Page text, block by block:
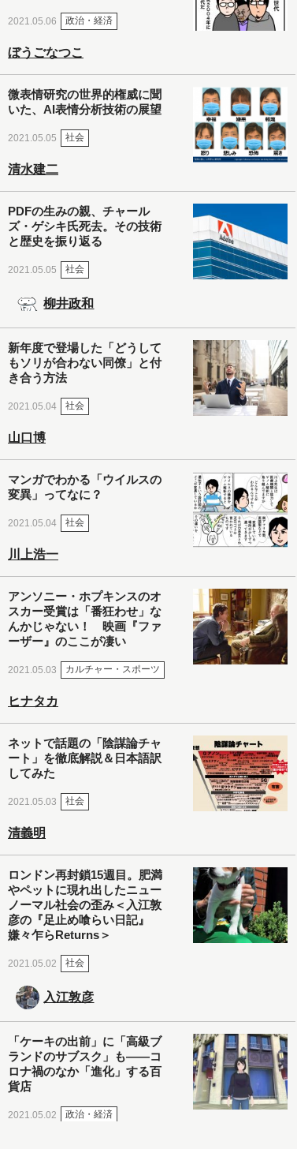
2021.05.06 政治・経済
ぼうごなつこ
微表情研究の世界的権威に聞
いた、AI表情分析技術の展望
2021.05.05 社会
清水建二
PDFの生みの親、チャール
ズ・ゲシキ氏死去。その技術
と歴史を振り返る
2021.05.05 社会
柳井政和
新年度で登場した「どうして
もソリが合わない同僚」と付
き合う方法
2021.05.04 社会
山口博
マンガでわかる「ウイルスの
変異」ってなに？
2021.05.04 社会
川上浩一
アンソニー・ホプキンスのオ
スカー受賞は「番狂わせ」な
んかじゃない！ 映画『ファ
ーザー』のここが凄い
2021.05.03 カルチャー・スポーツ
ヒナタカ
ネットで話題の「陰謀論チャ
ート」を徹底解説＆日本語訳
してみた
2021.05.03 社会
清義明
ロンドン再封鎖15週目。肥満
やペットに現れ出したニュー
ノーマル社会の歪み＜入江敦
彦の『足止め喰らい日記』
嫌々乍らReturns＞
2021.05.02 社会
入江敦彦
「ケーキの出前」に「高級ブ
ランドのサブスク」も――コ
ロナ禍のなか「進化」する百
貨店
2021.05.02 政治・経済